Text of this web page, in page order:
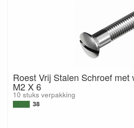
Roest Vrij Stalen Schroef met
M2 X 6
10 stuks verpakking
38